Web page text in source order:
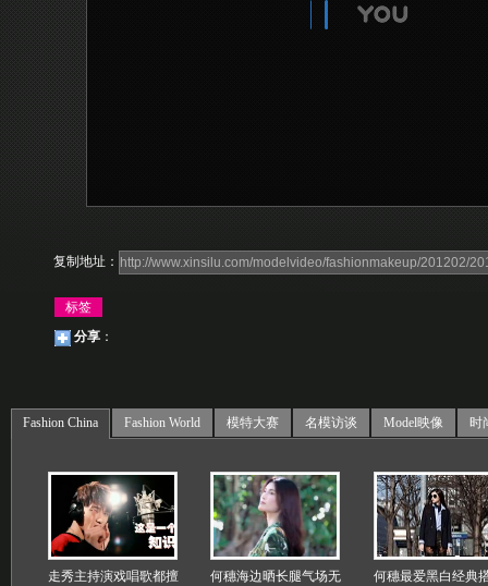
复制地址：
标签
分享 ：
Fashion China Fashion World 模特大赛 名模访谈 Model映像 时
走秀主持演戏唱歌都擅
何穗海边晒长腿气场无
何穗最爱黑白经典